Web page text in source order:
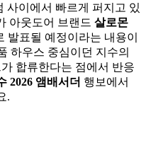
사이에서 빠르게 퍼지고 있
아웃도어 브랜드 살로몬
발표될 예정이라는 내용이
하우스 중심이던 지수의
합류한다는 점에서 반응
2026 앰배서더 행보에서
.